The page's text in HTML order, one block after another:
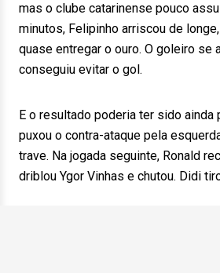
mas o clube catarinense pouco
minutos, Felipinho arriscou de
quase entregar o ouro. O goleiro se
conseguiu evitar o gol.
E o resultado poderia ter sido ainda
puxou o contra-ataque pela
trave. Na jogada seguinte, Ronald
driblou Ygor Vinhas e chutou. Didi